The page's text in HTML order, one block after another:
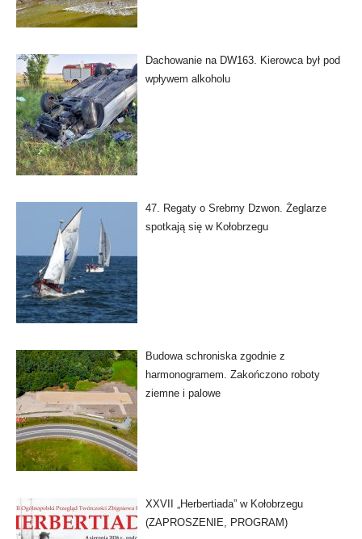
Dachowanie na DW163. Kierowca był pod
wpływem alkoholu
47. Regaty o Srebrny Dzwon. Żeglarze
spotkają się w Kołobrzegu
Budowa schroniska zgodnie z
harmonogramem. Zakończono roboty
ziemne i palowe
XXVII „Herbertiada” w Kołobrzegu
(ZAPROSZENIE, PROGRAM)